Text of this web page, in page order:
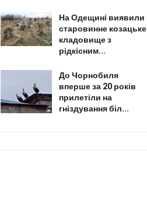
На Одещині виявили
старовинне козацьке
кладовище з
рідкісним...
До Чорнобиля
вперше за 20 років
прилетіли на
гніздування біл...